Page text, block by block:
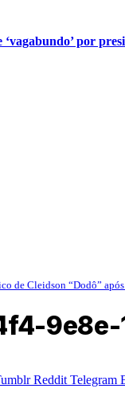
por
de Cleidson “Dodô”
9e8e-
Reddit Telegram